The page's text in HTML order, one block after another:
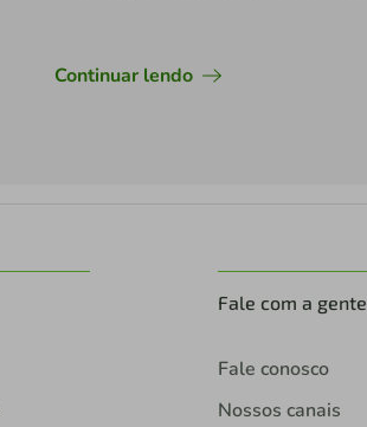
meses
Continuar lendo
Fale com a gente
Fale conosco
Nossos canais